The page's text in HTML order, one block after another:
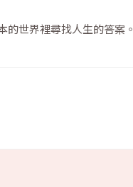
的世界裡尋找人生的答案。